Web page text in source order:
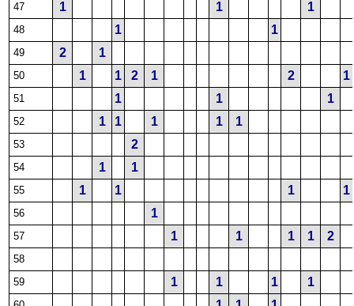
47 1 1 1
48 1 1
49 2 1
50 1 1 2 1 2 1
51 1 1 1
52 1 1 1 1 1
53 2
54 1 1
55 1 1 1 1
56 1
57 1 1 1 1 2
58
59
1 1 1 1